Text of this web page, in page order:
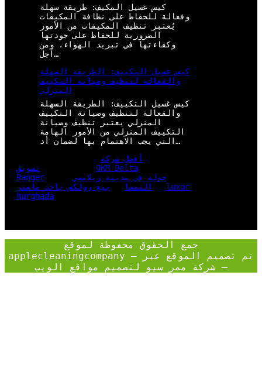
كيس غسيل المكيف: طريقة سهلة
وفعالة للحفاظ على نظافة المكيفات
يُعتبر تنظيف المكيفات من الأمور
الضرورية للحفاظ على جودتها
وكفاءتها في تبريد الهواء. ومن
أجل…
كيس غسيل التكييف: الطريقة السهلة
والفعالة لتنظيف وصيانة التكييف
المنزلي
كيس غسيل التكييف: الطريقة السهلة
والفعالة لتنظيف وصيانة التكييف
المنزلي يعتبر تنظيف وصيانة
التكييف المنزلي من الأمور الهامة
التي يجب الاهتمام بها لضمان أد…
أفضل شركة
تسويق
OKM Delta
Ranger
جولة في مدينة زيلامسي
النمسا
بيع رولكس ياخت ماستر
luxor
hurghada
جمع الحقوق محفوظة لموقع
applecleaningcompany – تم تصميم الموقع عبر
– شركة ممر سيو لتصميم مواقع الويب